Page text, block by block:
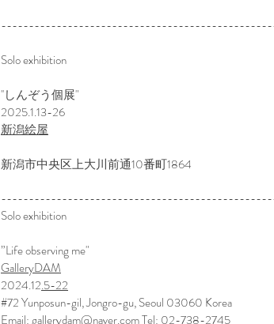
Solo exhibition
''しんぞう個展"
2025.1.13-26
新潟絵屋
新潟市中央区上大川前通10番町1864
Solo exhibition
”Life observing me"
GalleryDAM
2024.12.5-22
#72 Yunposun-gil, Jongro-gu, Seoul 03060 Korea
Email:gallerydam@naver.comTel: 02-738-2745